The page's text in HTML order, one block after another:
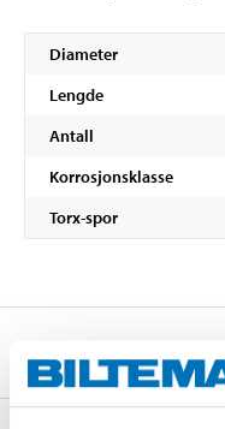
Diameter
Lengde
Antall
Korrosjonsklasse
Torx-spor